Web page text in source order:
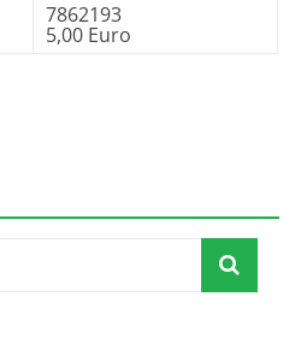
7862193
5,00 Euro